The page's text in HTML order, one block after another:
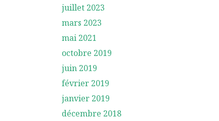
juillet 2023
mars 2023
mai 2021
octobre 2019
juin 2019
février 2019
janvier 2019
décembre 2018